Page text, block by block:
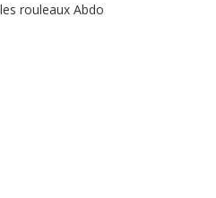
rouleaux Abdo